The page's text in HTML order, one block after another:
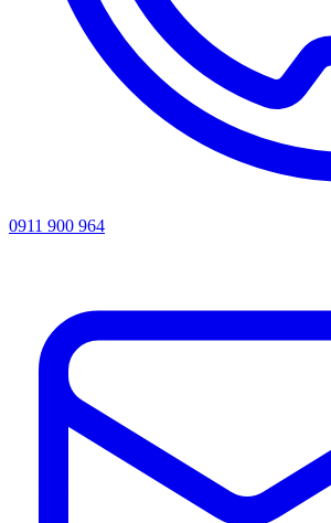
0911 900 964